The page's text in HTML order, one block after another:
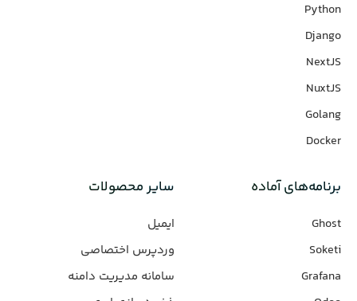
Python
Django
NextJS
NuxtJS
Golang
Docker
برنامه‌های‌ آماده
Ghost
Soketi
Grafana
سایر محصولات
ایمیل
وردپرس‌ اختصاصی
سامانه مدیریت دامنه